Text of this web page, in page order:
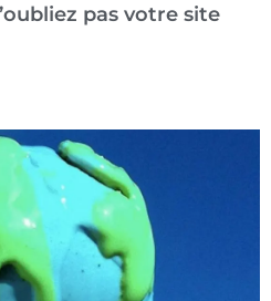
pas votre site